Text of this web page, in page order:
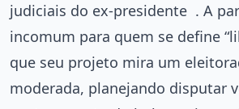
judiciais do ex-presidente . A
incomum para quem se define
que seu projeto mira um
moderada, planejando disputar